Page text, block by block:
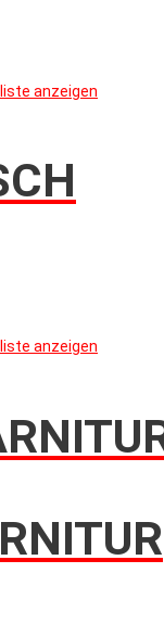
anzeigen
anzeigen